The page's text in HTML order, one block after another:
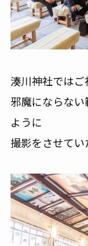
湊川神社ではご
邪魔にならな
ように
撮影をさせてい